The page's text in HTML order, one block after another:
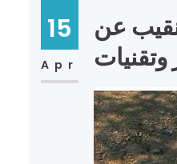
15
Apr
عن